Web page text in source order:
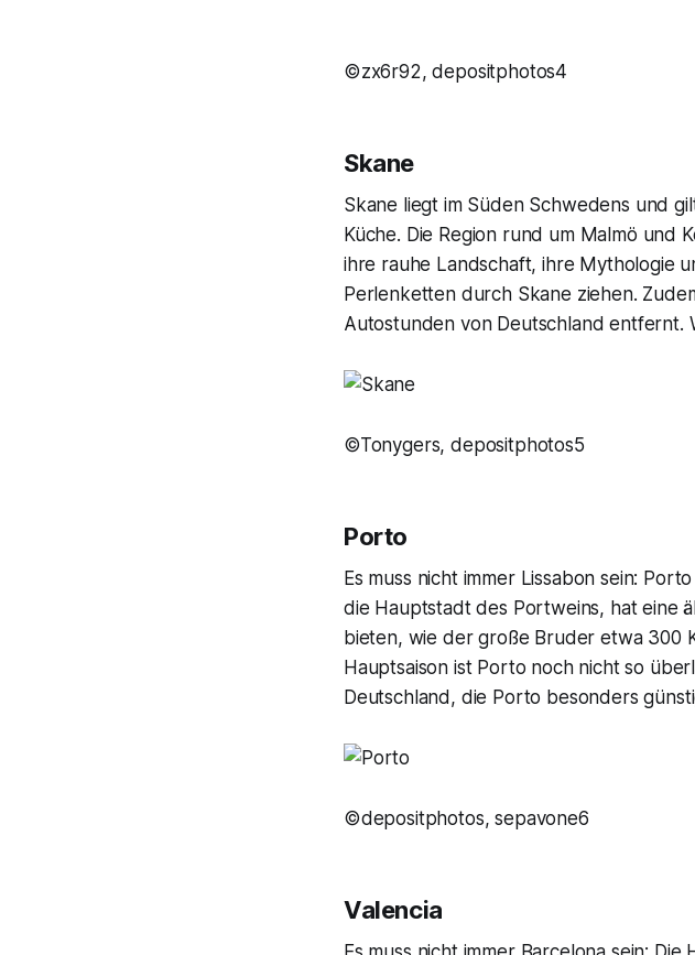
©zx6r92, depositphotos4
Skane
Skane liegt im Süden Schwedens und
Küche. Die Region rund um Malmö
ihre rauhe Landschaft, ihre Mythologie
Perlenketten durch Skane ziehen.
Autostunden von Deutschland entfernt.
©Tonygers, depositphotos5
Porto
Es muss nicht immer Lissabon sein:
die Hauptstadt des Portweins, hat eine
bieten, wie der große Bruder etwa 300
Hauptsaison ist Porto noch nicht so
Deutschland, die Porto besonders
©depositphotos, sepavone6
Valencia